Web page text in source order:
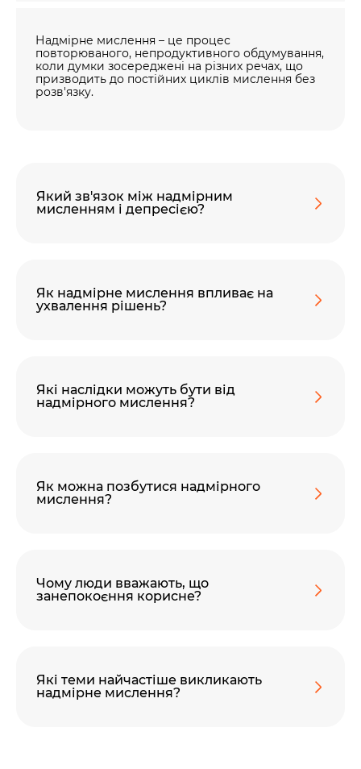
Надмірне мислення – це процес
повторюваного, непродуктивного обдумування,
коли думки зосереджені на різних речах, що
призводить до постійних циклів мислення без
розв'язку.
Який зв'язок між надмірним
мисленням і депресією?
Як надмірне мислення впливає на
ухвалення рішень?
Які наслідки можуть бути від
надмірного мислення?
Як можна позбутися надмірного
мислення?
Чому люди вважають, що
занепокоєння корисне?
Які теми найчастіше викликають
надмірне мислення?